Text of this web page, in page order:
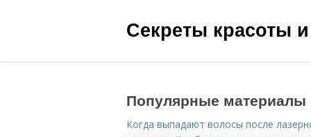
Секреты красоты
Популярные материалы
Когда выпадают волосы после